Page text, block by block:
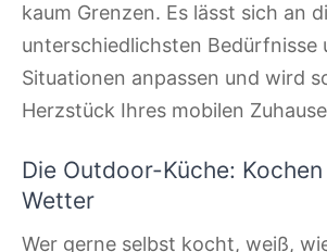
kaum Grenzen. Es lässt sich an
unterschiedlichsten Bedürfnisse
Situationen anpassen und wird
Herzstück Ihres mobilen
Die Outdoor-Küche:
Wetter
Wer gerne selbst kocht, weiß,